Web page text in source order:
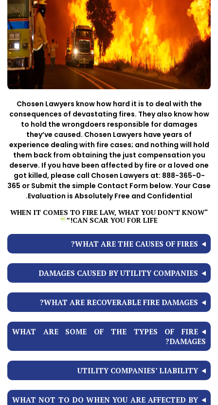
Chosen Lawyers know how hard it is to deal with the
consequences of devastating fires. They also know how
to hold the wrongdoers responsible for damages
they’ve caused. Chosen Lawyers have years of
experience dealing with fire cases; and nothing will hold
them back from obtaining the just compensation you
deserve. If you have been affected by fire or a loved one
got killed, please call Chosen Lawyers at: 888-365-0-
365 or Submit the simple Contact Form below. Your Case
Evaluation is Absolutely Free and Confidential.
“WHEN IT COMES TO FIRE LAW, WHAT YOU DON’T KNOW
CAN SCAR YOU FOR LIFE!”
WHAT ARE THE CAUSES OF FIRES?
DAMAGES CAUSED BY UTILITY COMPANIES
WHAT ARE RECOVERABLE FIRE DAMAGES?
WHAT ARE SOME OF THE TYPES OF FIRE
DAMAGES?
UTILITY COMPANIES’ LIABILITY
WHAT NOT TO DO WHEN YOU ARE AFFECTED BY